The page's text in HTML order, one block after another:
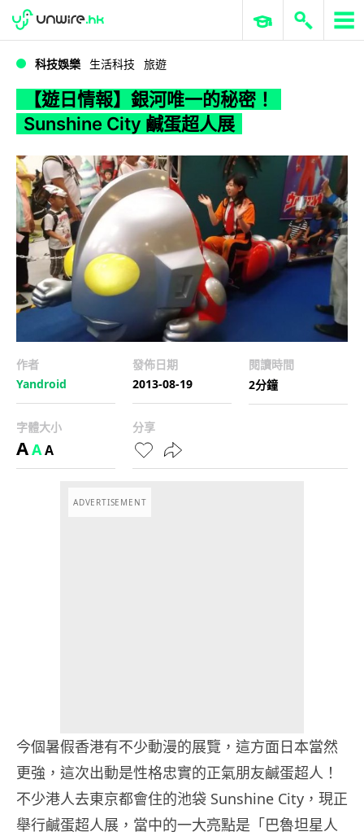
WWDC 2026 ERP 與商業 AI
科技娛樂 生活科技 旅遊
【遊日情報】銀河唯一的秘密！
Sunshine City 鹹蛋超人展
作者
Yandroid
發佈日期
2013-08-19
閱讀時間
2分鐘
字體大小
AAA
分享
ADVERTISEMENT
今個暑假香港有不少動漫的展覽，這方面日本當然
更強，這次出動是性格忠實的正氣朋友鹹蛋超人！
不少港人去東京都會住的池袋 Sunshine City，現正
舉行鹹蛋超人展，當中的一大亮點是「巴魯坦星人